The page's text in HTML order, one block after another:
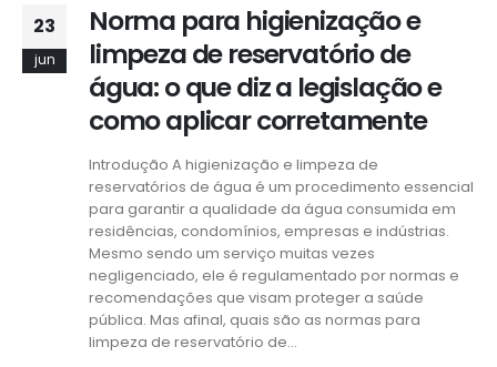
23
jun
Norma para higienização e
limpeza de reservatório de
água: o que diz a legislação e
como aplicar corretamente
Introdução A higienização e limpeza de
reservatórios de água é um procedimento essencial
para garantir a qualidade da água consumida em
residências, condomínios, empresas e indústrias.
Mesmo sendo um serviço muitas vezes
negligenciado, ele é regulamentado por normas e
recomendações que visam proteger a saúde
pública. Mas afinal, quais são as normas para
limpeza de reservatório de...